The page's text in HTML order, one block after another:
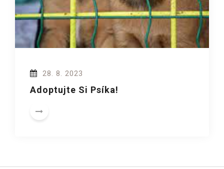
28. 8. 2023
Adoptujte Si Psíka!